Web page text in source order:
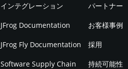
インテグレーション
JFrog Documentation
JFrog Fly Documentation
Software Supply Chain
パートナー
お客様事例
採用
持続可能性